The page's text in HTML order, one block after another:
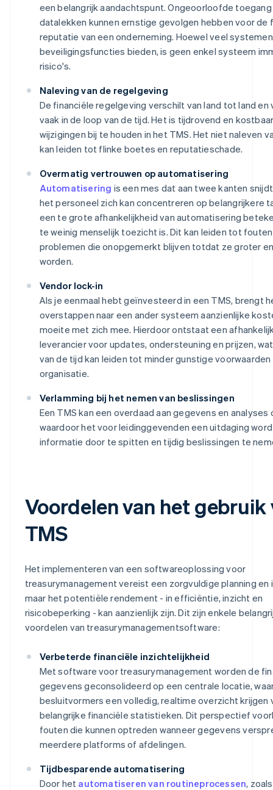
een belangrijk aandachtspunt. Ongeoorloofde
datalekken kunnen ernstige gevolgen hebben voor de
reputatie van een onderneming. Hoewel veel
beveiligingsfuncties bieden, is geen enkel systeem
risico's.
Naleving van de regelgeving
De financiële regelgeving verschilt van land tot land en
vaak in de loop van de tijd. Het is tijdrovend en
wijzigingen bij te houden in het TMS. Het niet naleven
kan leiden tot flinke boetes en reputatieschade.
Overmatig vertrouwen op automatisering
Automatisering is een mes dat aan twee kanten
het personeel zich kan concentreren op belangrijkere
een te grote afhankelijkheid van automatisering
te weinig menselijk toezicht is. Dit kan leiden tot
problemen die onopgemerkt blijven totdat ze groter
worden.
Vendor lock-in
Als je eenmaal hebt geïnvesteerd in een TMS, brengt
overstappen naar een ander systeem aanzienlijke
moeite met zich mee. Hierdoor ontstaat een
leverancier voor updates, ondersteuning en prijzen,
van de tijd kan leiden tot minder gunstige
organisatie.
Verlamming bij het nemen van beslissingen
Een TMS kan een overdaad aan gegevens en analyses
waardoor het voor leidinggevenden een uitdaging
informatie door te spitten en tijdig beslissingen te
Voordelen van het gebruik
TMS
Het implementeren van een softwareoplossing voor
treasurymanagement vereist een zorgvuldige planning en
maar het potentiële rendement - in efficiëntie, inzicht en
risicobeperking - kan aanzienlijk zijn. Dit zijn enkele
voordelen van treasurymanagementsoftware:
Verbeterde financiële inzichtelijkheid
Met software voor treasurymanagement worden de
gegevens geconsolideerd op een centrale locatie,
besluitvormers een volledig, realtime overzicht krijgen
belangrijke financiële statistieken. Dit perspectief
fouten die kunnen optreden wanneer gegevens
meerdere platforms of afdelingen.
Tijdbesparende automatisering
Door het automatiseren van routineprocessen,